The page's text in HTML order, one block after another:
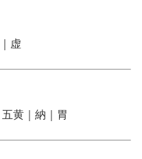
虚
五黄｜納｜胃